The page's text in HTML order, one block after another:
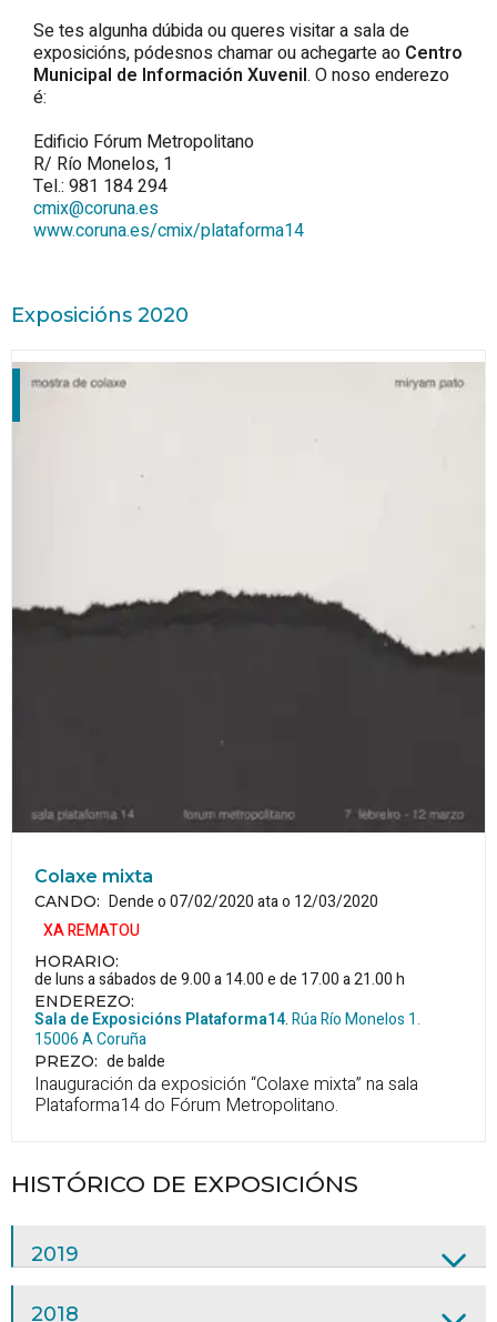
Se tes algunha dúbida ou queres visitar a sala de
exposicións, pódesnos chamar ou achegarte ao Centro
Municipal de Información Xuvenil. O noso enderezo
é:
Edificio Fórum Metropolitano
R/ Río Monelos, 1
Tel.: 981 184 294
cmix@coruna.es
www.coruna.es/cmix/plataforma14
Exposicións 2020
Colaxe mixta
CANDO: Dende o 07/02/2020 ata o 12/03/2020
XA REMATOU
HORARIO:
de luns a sábados de 9.00 a 14.00 e de 17.00 a 21.00 h
ENDEREZO:
Sala de Exposicións Plataforma14.Rúa Río Monelos 1.
15006A Coruña
PREZO: de balde
Inauguración da exposición “Colaxe mixta” na sala
Plataforma14 do Fórum Metropolitano.
HISTÓRICO DE EXPOSICIÓNS
2019
2018